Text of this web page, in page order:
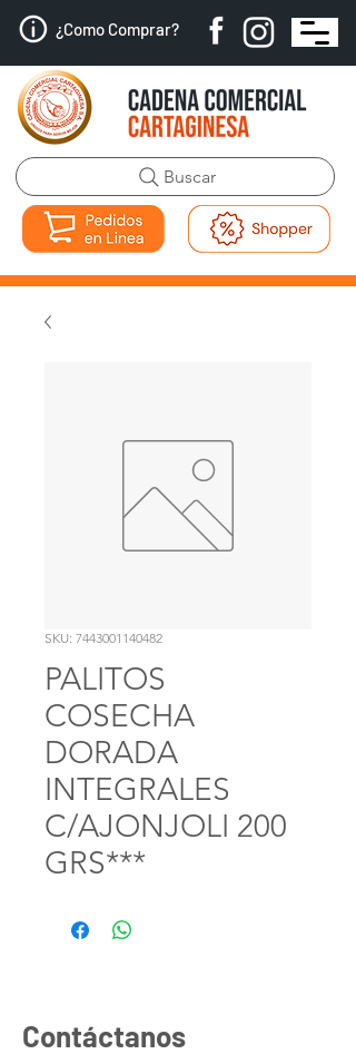
¿Como Comprar?
Buscar
SKU: 7443001140482
PALITOS
COSECHA
DORADA
INTEGRALES
C/AJONJOLI 200
GRS***
Contáctanos